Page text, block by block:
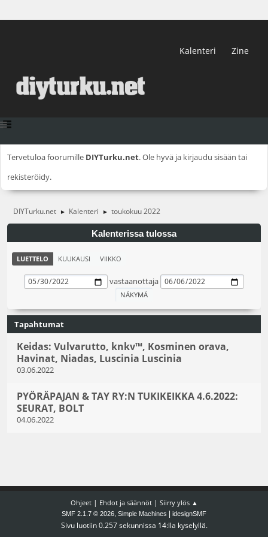
Kalenteri Zine
Tervetuloa foorumille DIYTurku.net. Ole hyvä ja kirjaudu sisään tai
rekisteröidy.
DIYTurku.net ► Kalenteri ► toukokuu 2022
Kalenterissa tulossa
LUETTELO KUUKAUSI VIIKKO
vastaanottaja
Tapahtumat
Keidas: Vulvarutto, knkv™️, Kosminen orava,
Havinat, Niadas, Luscinia Luscinia
03.06.2022
PYÖRÄPAJAN & TAY RY:N TUKIKEIKKA 4.6.2022:
SEURAT, BOLT
04.06.2022
Ohjeet| Ehdot ja säännöt| Siirry ylös ▲
SMF 2.1.7 © 2026, Simple Machines idesignSMF
Sivu luotiin 0.257 sekunnissa 14:lla kyselyllä.